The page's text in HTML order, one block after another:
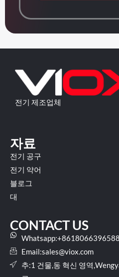
전기 제조업체
자료
전기 공구
전기 약어
블로그
대
CONTACT US
Whatsapp:+8618066396588
Email:sales@viox.com
추:1 건물,동 혁신 영역